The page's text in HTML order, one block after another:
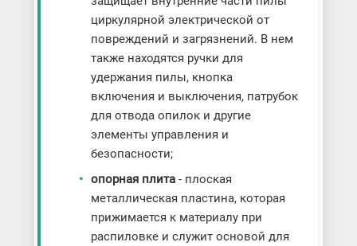
циркулярной электрической от
повреждений и загрязнений. В нем
также находятся ручки для
удержания пилы, кнопка
включения и выключения, патрубок
для отвода опилок и другие
элементы управления и
безопасности;
опорная плита- плоская
металлическая пластина, которая
прижимается к материалу при
распиловке и служит основой для